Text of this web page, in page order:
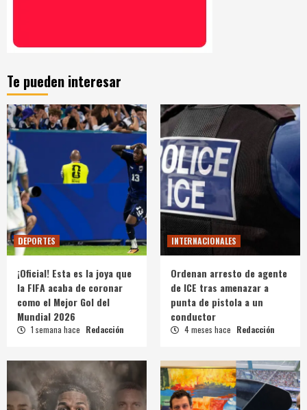
Te pueden interesar
DEPORTES
¡Oficial! Esta es la joya que
la FIFA acaba de coronar
como el Mejor Gol del
Mundial 2026
1 semana hace Redacción
INTERNACIONALES
Ordenan arresto de agente
de ICE tras amenazar a
punta de pistola a un
conductor
4 meses hace Redacción